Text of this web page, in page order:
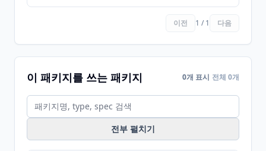
이전 1 / 1 다음
이 패키지를 쓰는 패키지 0개 표시 전체 0개
전부 펼치기